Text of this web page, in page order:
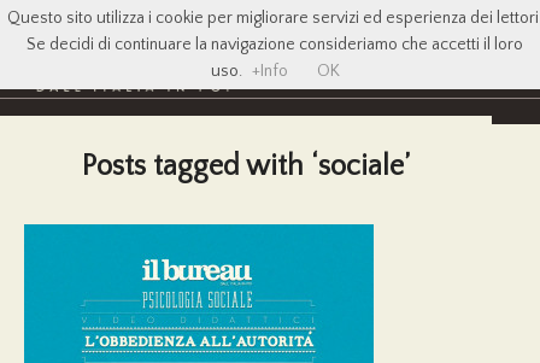
Posts tagged with ‘sociale’
Questo sito utilizza i cookie per migliorare servizi ed esperienza dei
Se decidi di continuare la navigazione consideriamo che accetti il loro
uso. +Info OK